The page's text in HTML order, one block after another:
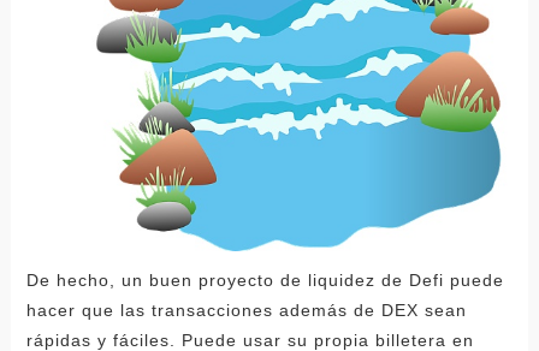
De hecho, un buen proyecto de liquidez de Defi puede
hacer que las transacciones además de DEX sean
rápidas y fáciles. Puede usar su propia billetera en